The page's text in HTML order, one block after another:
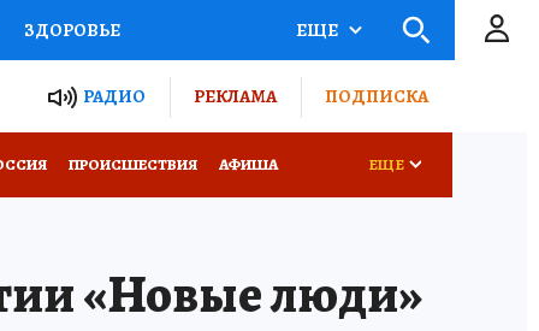
ЗДОРОВЬЕ
РОССИИ
ЕЩЕ
РАДИО РЕКЛАМА ПОДПИСКА
ПРОИСШЕСТВИЯ АФИША ЕЩЕ
«Новые люди»